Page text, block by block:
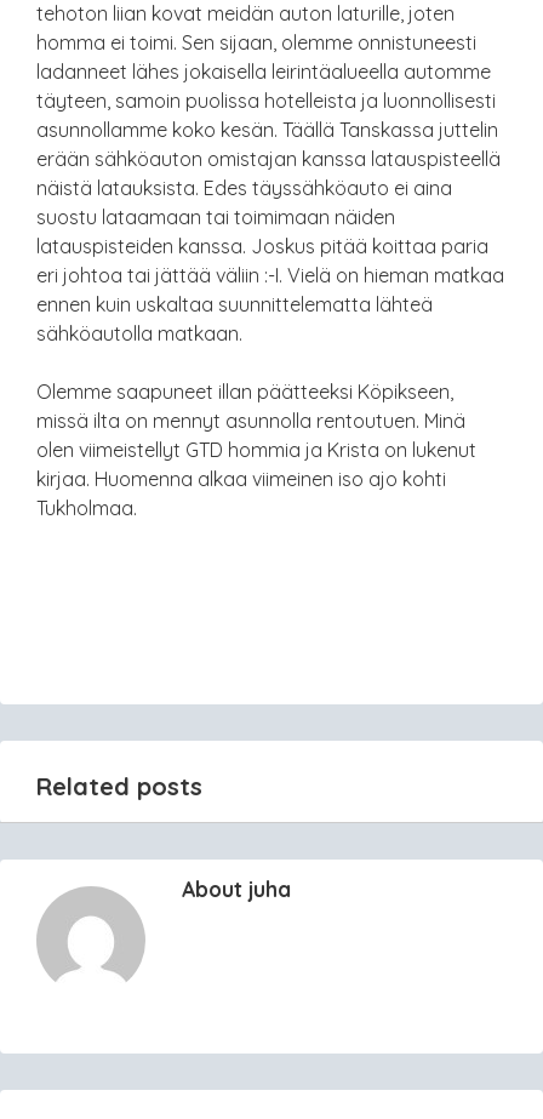
tehoton liian kovat meidän auton laturille, joten
homma ei toimi. Sen sijaan, olemme onnistuneesti
ladanneet lähes jokaisella leirintäalueella automme
täyteen, samoin puolissa hotelleista ja luonnollisesti
asunnollamme koko kesän. Täällä Tanskassa juttelin
erään sähköauton omistajan kanssa latauspisteellä
näistä latauksista. Edes täyssähköauto ei aina
suostu lataamaan tai toimimaan näiden
latauspisteiden kanssa. Joskus pitää koittaa paria
eri johtoa tai jättää väliin :-I. Vielä on hieman matkaa
ennen kuin uskaltaa suunnittelematta lähteä
sähköautolla matkaan.
Olemme saapuneet illan päätteeksi Köpikseen,
missä ilta on mennyt asunnolla rentoutuen. Minä
olen viimeistellyt GTD hommia ja Krista on lukenut
kirjaa. Huomenna alkaa viimeinen iso ajo kohti
Tukholmaa.
Related posts
About juha